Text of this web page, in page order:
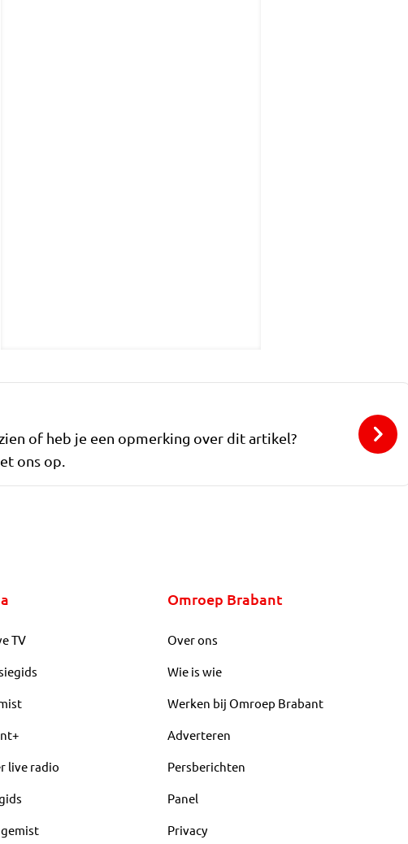
of heb je een opmerking over dit artikel?
ons op.
TV
live radio
Omroep Brabant
Over ons
Wie is wie
Werken bij Omroep Brabant
Adverteren
Persberichten
Panel
Privacy